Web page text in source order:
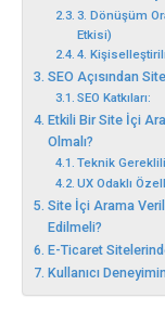
3. Dönüşüm
Etkisi)
4.
SEO Açısından
SEO Katkıları:
Etkili Bir Site İçi
Olmalı?
Teknik
UX Odaklı
Site İçi Arama
Edilmeli?
E-Ticaret
Kullanıcı